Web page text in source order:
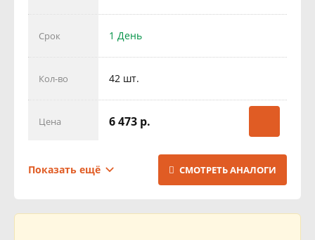
Срок 1 День
Кол-во 42 шт.
Цена 6 473 р.
Поставка
Показать ещё СМОТРЕТЬ АНАЛОГИ